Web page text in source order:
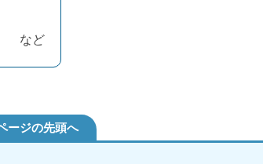
など
ージの先頭へ